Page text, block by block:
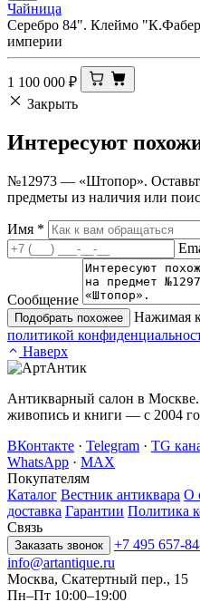
Чайница
Серебро 84". Клеймо
империи
1 100 000 ₽
Закрыть
Интересуют
№12973 — «Штопор».
предметы из наличия или
Имя *
Сообщение
Подобрать похожее
Нажимая
политикой
Наверх
Антикварный салон в
живопись и книги — с 2004
ВКонтакте · Telegram · TG
WhatsApp · MAX
Покупателям
Каталог Вестник антиквара О
доставка Гарантии Политика
Связь
Заказать звонок +7 495 657-
info@artantique.ru
Москва, Скатертный пер., 15
Пн–Пт 10:00–19:00